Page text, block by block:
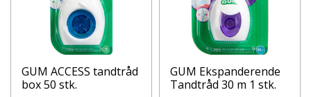
GUM ACCESS tandtråd
box 50 stk.
GUM Ekspanderende
Tandtråd 30 m 1 stk.